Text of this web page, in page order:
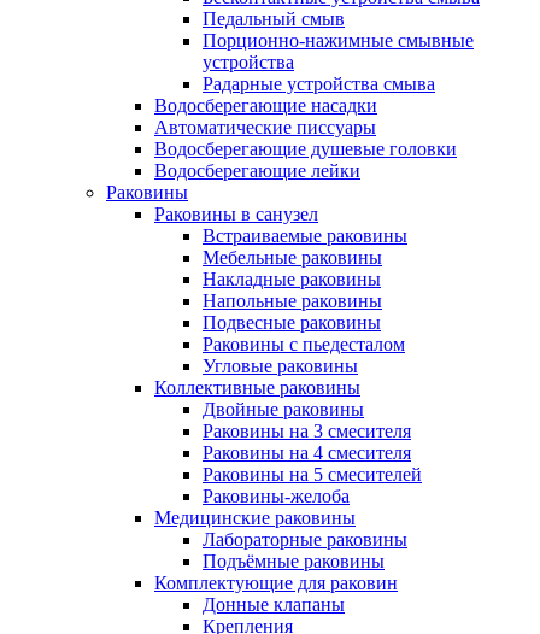
Педальный смыв
Порционно-нажимные смывные
устройства
Радарные устройства смыва
Водосберегающие насадки
Автоматические писсуары
Водосберегающие душевые головки
Водосберегающие лейки
Раковины
Раковины в санузел
Встраиваемые раковины
Мебельные раковины
Накладные раковины
Напольные раковины
Подвесные раковины
Раковины с пьедесталом
Угловые раковины
Коллективные раковины
Двойные раковины
Раковины на 3 смесителя
Раковины на 4 смесителя
Раковины на 5 смесителей
Раковины-желоба
Медицинские раковины
Лабораторные раковины
Подъёмные раковины
Комплектующие для раковин
Донные клапаны
Крепления